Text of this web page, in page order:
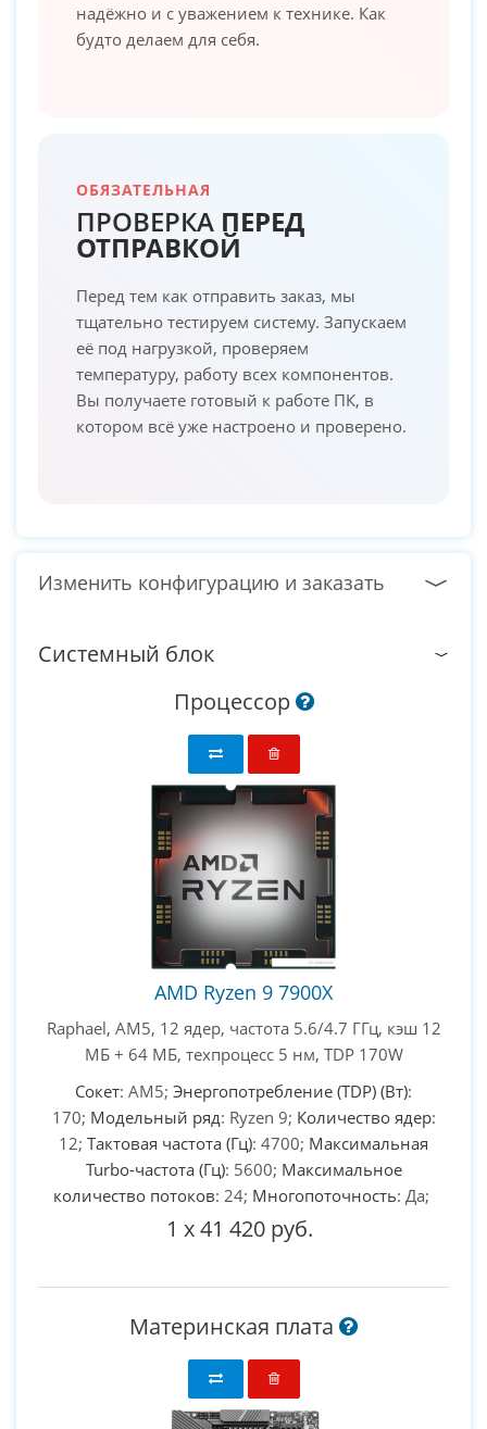
надёжно и с уважением к технике. Как
будто делаем для себя.
ОБЯЗАТЕЛЬНАЯ
ПРОВЕРКА ПЕРЕД
ОТПРАВКОЙ
Перед тем как отправить заказ, мы
тщательно тестируем систему. Запускаем
её под нагрузкой, проверяем
температуру, работу всех компонентов.
Вы получаете готовый к работе ПК, в
котором всё уже настроено и проверено.
Изменить конфигурацию и заказать
Системный блок
Процессор
AMD Ryzen 9 7900X
Raphael, AM5, 12 ядер, частота 5.6/4.7 ГГц, кэш 12
МБ + 64 МБ, техпроцесс 5 нм, TDP 170W
Сокет: AM5; Энергопотребление (TDP) (Вт):
170; Модельный ряд: Ryzen 9; Количество ядер:
12; Тактовая частота (Гц): 4700; Максимальная
Turbo-частота (Гц): 5600; Максимальное
количество потоков: 24; Многопоточность: Да;
1 x41 420 руб.
Материнская плата